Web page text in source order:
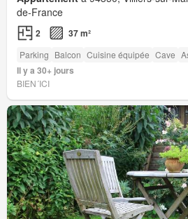
de-France
2 37 m²
Parking Balcon Cuisine équipée Cave
Il y a 30+ jours
BIEN´ICI